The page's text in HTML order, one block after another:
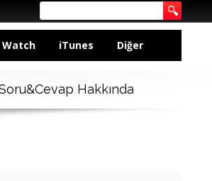
Watch iTunes Diğer
Hakkında